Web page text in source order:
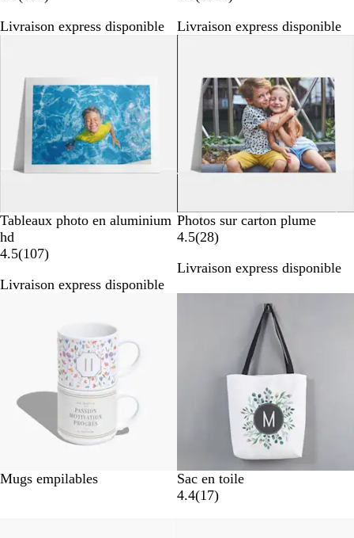
i
Livraison express disponible
i
Livraison express disponible
Tableaux photo en aluminium
hd
4.5(107a
i
)
Livraison express disponible
Photos sur carton plume
4.5(28a
i
)
Livraison express disponible
Mugs empilables
Sac en toile
4.4(17a
)